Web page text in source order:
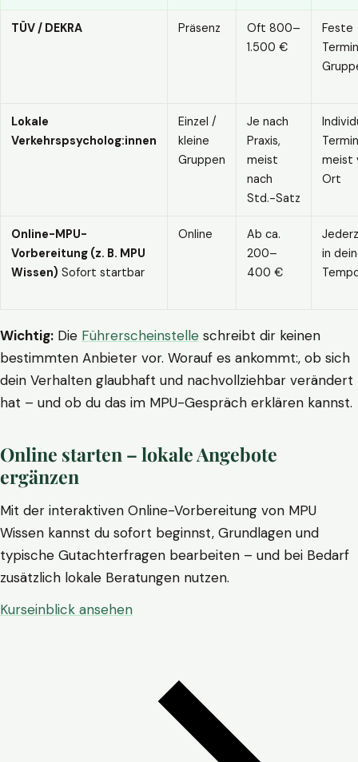
TÜV / DEKRA Präsenz
Oft 800–
1.500 €
Feste
Lokale
Verkehrspsycholog:innen
Einzel /
kleine
Gruppen
Je nach
Praxis,
meist
nach
Std.-Satz
meist
Ort
Online-MPU-
Vorbereitung (z. B. MPU
Wissen) Sofort startbar
Online
Ab ca.
200–
400 €
in
Wichtig: Die Führerscheinstelle schreibt dir keinen
bestimmten Anbieter vor. Worauf es ankommt:, ob sich
dein Verhalten glaubhaft und nachvollziehbar verändert
hat – und ob du das im MPU-Gespräch erklären kannst.
Online starten – lokale Angebote
ergänzen
Mit der interaktiven Online-Vorbereitung von MPU
Wissen kannst du sofort beginnst, Grundlagen und
typische Gutachterfragen bearbeiten – und bei Bedarf
zusätzlich lokale Beratungen nutzen.
Kurseinblick ansehen